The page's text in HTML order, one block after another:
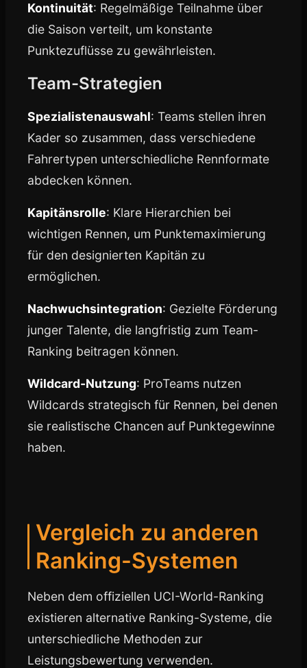
Kontinuität: Regelmäßige Teilnahme über
die Saison verteilt, um konstante
Punktezuflüsse zu gewährleisten.
Team-Strategien
Spezialistenauswahl: Teams stellen ihren
Kader so zusammen, dass verschiedene
Fahrertypen unterschiedliche Rennformate
abdecken können.
Kapitänsrolle: Klare Hierarchien bei
wichtigen Rennen, um Punktemaximierung
für den designierten Kapitän zu
ermöglichen.
Nachwuchsintegration: Gezielte Förderung
junger Talente, die langfristig zum Team-
Ranking beitragen können.
Wildcard-Nutzung: ProTeams nutzen
Wildcards strategisch für Rennen, bei denen
sie realistische Chancen auf Punktegewinne
haben.
Vergleich zu anderen
Ranking-Systemen
Neben dem offiziellen UCI-World-Ranking
existieren alternative Ranking-Systeme, die
unterschiedliche Methoden zur
Leistungsbewertung verwenden.